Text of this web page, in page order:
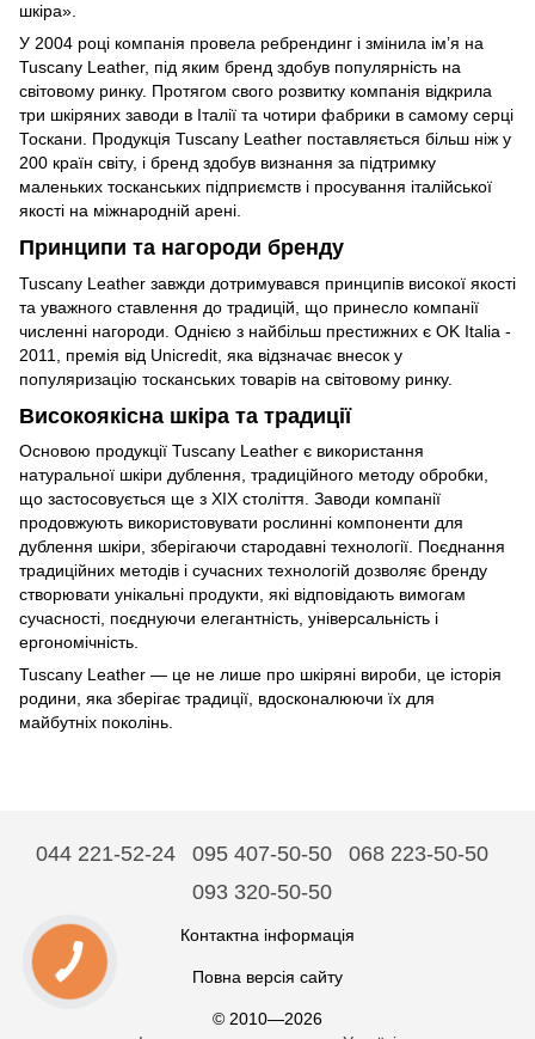
шкіра».
У 2004 році компанія провела ребрендинг і змінила ім’я на
Tuscany Leather, під яким бренд здобув популярність на
світовому ринку. Протягом свого розвитку компанія відкрила
три шкіряних заводи в Італії та чотири фабрики в самому серці
Тоскани. Продукція Tuscany Leather поставляється більш ніж у
200 країн світу, і бренд здобув визнання за підтримку
маленьких тосканських підприємств і просування італійської
якості на міжнародній арені.
Принципи та нагороди бренду
Tuscany Leather завжди дотримувався принципів високої якості
та уважного ставлення до традицій, що принесло компанії
численні нагороди. Однією з найбільш престижних є OK Italia -
2011, премія від Unicredit, яка відзначає внесок у
популяризацію тосканських товарів на світовому ринку.
Високоякісна шкіра та традиції
Основою продукції Tuscany Leather є використання
натуральної шкіри дублення, традиційного методу обробки,
що застосовується ще з XIX століття. Заводи компанії
продовжують використовувати рослинні компоненти для
дублення шкіри, зберігаючи стародавні технології. Поєднання
традиційних методів і сучасних технологій дозволяє бренду
створювати унікальні продукти, які відповідають вимогам
сучасності, поєднуючи елегантність, універсальність і
ергономічність.
Tuscany Leather — це не лише про шкіряні вироби, це історія
родини, яка зберігає традиції, вдосконалюючи їх для
майбутніх поколінь.
044 221-52-24 095 407-50-50
068 223-50-50
093 320-50-50
Контактна інформація
Повна версія сайту
© 2010—2026